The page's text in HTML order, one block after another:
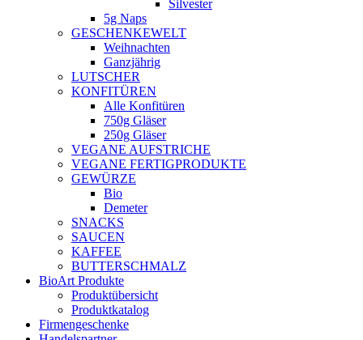
Silvester
5g Naps
GESCHENKEWELT
Weihnachten
Ganzjährig
LUTSCHER
KONFITÜREN
Alle Konfitüren
750g Gläser
250g Gläser
VEGANE AUFSTRICHE
VEGANE FERTIGPRODUKTE
GEWÜRZE
Bio
Demeter
SNACKS
SAUCEN
KAFFEE
BUTTERSCHMALZ
BioArt Produkte
Produktübersicht
Produktkatalog
Firmengeschenke